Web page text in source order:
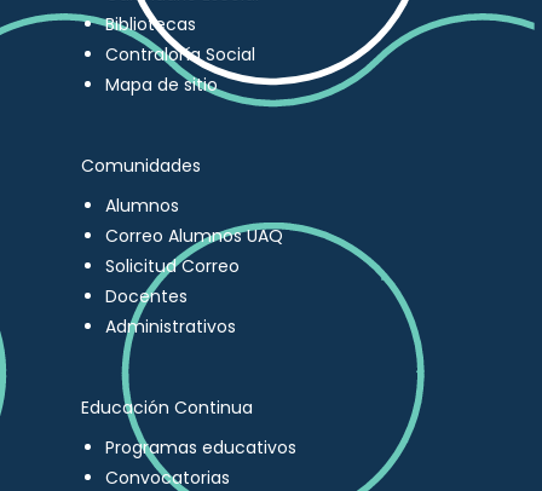
Bibliotecas
Contraloría Social
Mapa de sitio
Comunidades
Alumnos
Correo Alumnos UAQ
Solicitud Correo
Docentes
Administrativos
Educación Continua
Programas educativos
Convocatorias